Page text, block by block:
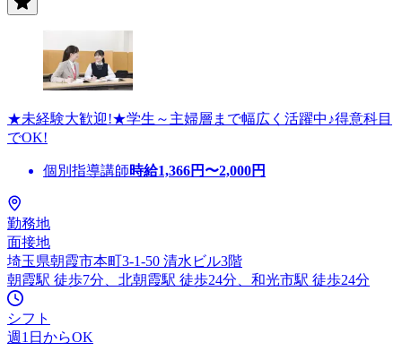
★未経験大歓迎!★学生～主婦層まで幅広く活躍中♪得意科目
でOK!
個別指導講師時給1,366円〜2,000円
勤務地
面接地
埼玉県朝霞市本町3-1-50 清水ビル3階
朝霞駅 徒歩7分、北朝霞駅 徒歩24分、和光市駅 徒歩24分
シフト
週1日からOK